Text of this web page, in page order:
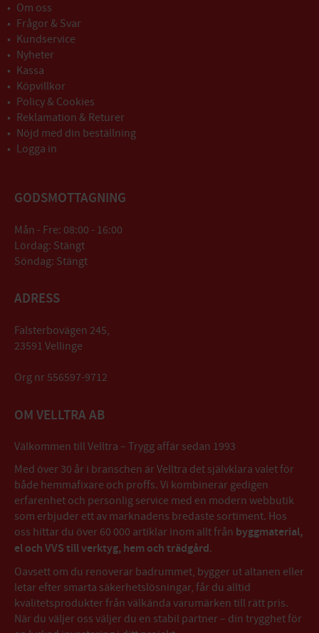
Om oss
Frågor & Svar
Kundservice
Nyheter
Kassa
Köpvillkor
Policy & Cookies
Reklamation & Returer
Nöjd med din beställning
Logga in
GODSMOTTAGNING
Mån - Fre: 08:00 - 16:00
Lördag: Stängt
Söndag: Stängt
ADRESS
Falsterbovägen 245,
23591 Vellinge
Org nr 556597-9712
OM VELLTRA AB
Välkommen till Velltra – Trygg affär sedan 1993
Med över 30 år i branschen är Velltra det självklara valet för
både hemmafixare och proffs. Vi kombinerar gedigen
erfarenhet och personlig service med en modern webbutik
som erbjuder ett av marknadens bredaste sortiment. Hos
oss hittar du över 60 000 artiklar inom allt från byggmaterial,
el och VVS till verktyg, hem och trädgård.
Oavsett om du renoverar badrummet, bygger ut altanen eller
letar efter smarta säkerhetslösningar, får du alltid
kvalitetsprodukter från välkända varumärken till rätt pris.
När du väljer oss väljer du en stabil partner – din trygghet för